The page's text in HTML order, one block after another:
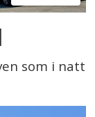
som i natt